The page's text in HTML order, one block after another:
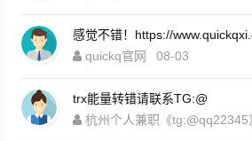
感觉不错！https://
quickq官网
08-03
trx能量转错请联系TG:@
杭州个人兼职《tg:@qq22345